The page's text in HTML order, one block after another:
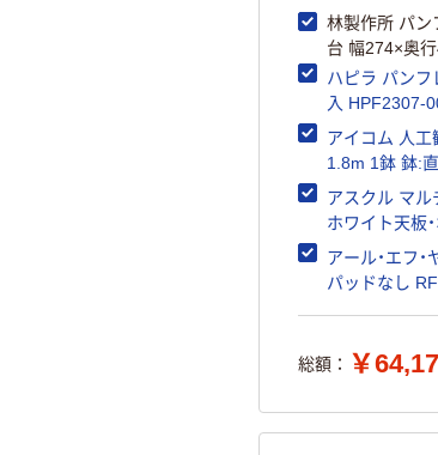
林製作所 パン
台 幅274×奥
ハピラ パン
入 HPF2307-
アイコム 人工
1.8m
アスクル マ
アール・エフ
パッドなし
総額： ￥